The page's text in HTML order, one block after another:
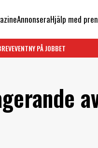
AnnonseraHjälp med
EVENTNY PÅ JOBBET